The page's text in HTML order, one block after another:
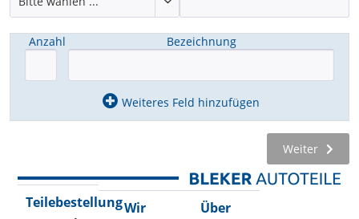
Anzahl Bezeichnung
Weiteres Feld hinzufügen
Weiter
TeilebestellungWir Über